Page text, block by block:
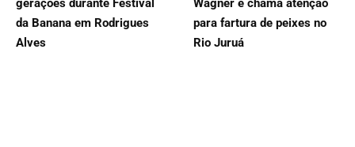
gerações durante Festival
da Banana em Rodrigues
Alves
Wagner e chama atenção
para fartura de peixes no
Rio Juruá